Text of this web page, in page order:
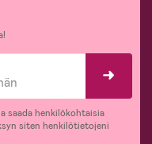
saada henkilökohtaisia
siten henkilötietojeni